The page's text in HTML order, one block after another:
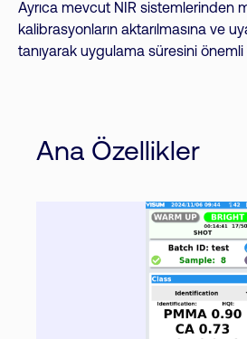
Ayrıca mevcut NIR sistemlerinden
kalibrasyonların aktarılmasına ve
tanıyarak uygulama süresini önemli
Ana Özellikler